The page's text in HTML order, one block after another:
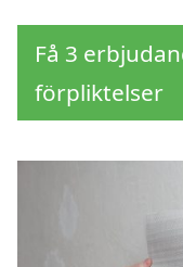
Få 3
förpliktelser